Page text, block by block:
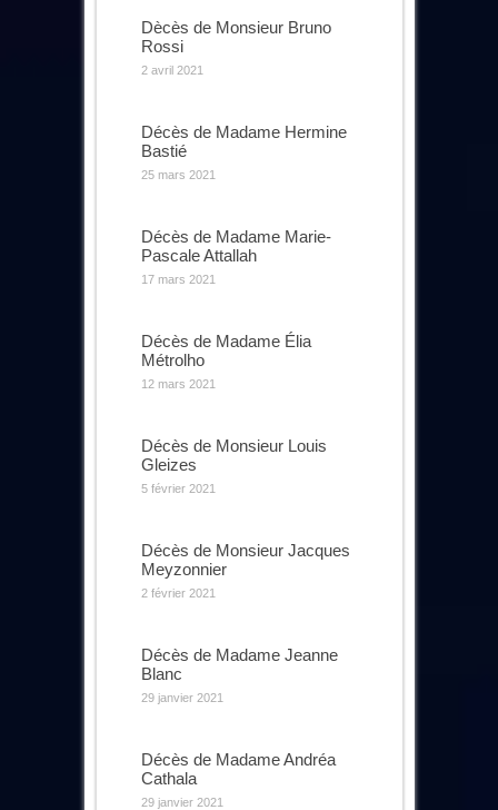
Dècès de Monsieur Bruno
Rossi
2 avril 2021
Décès de Madame Hermine
Bastié
25 mars 2021
Décès de Madame Marie-
Pascale Attallah
17 mars 2021
Décès de Madame Élia
Métrolho
12 mars 2021
Décès de Monsieur Louis
Gleizes
5 février 2021
Décès de Monsieur Jacques
Meyzonnier
2 février 2021
Décès de Madame Jeanne
Blanc
29 janvier 2021
Décès de Madame Andréa
Cathala
29 janvier 2021